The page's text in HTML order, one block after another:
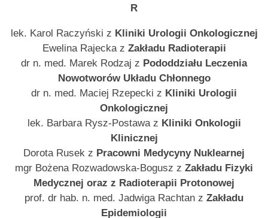
R
lek. Karol Raczyński z Kliniki Urologii Onkologicznej
Ewelina Rajecka z Zakładu Radioterapii
dr n. med. Marek Rodzaj z Pododdziału Leczenia
Nowotworów Układu Chłonnego
dr n. med. Maciej Rzepecki z Kliniki Urologii
Onkologicznej
lek. Barbara Rysz-Postawa z Kliniki Onkologii
Klinicznej
Dorota Rusek z Pracowni Medycyny Nuklearnej
mgr Bożena Rozwadowska-Bogusz z Zakładu Fizyki
Medycznej oraz z Radioterapii Protonowej
prof. dr hab. n. med. Jadwiga Rachtan z Zakładu
Epidemiologii